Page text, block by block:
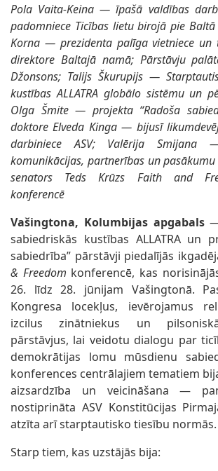
Pola Vaita-Keina — īpašā valdības
padomniece Ticības lietu birojā pie Baltā
Korna — prezidenta palīga vietniece un
direktore Baltajā namā; Pārstāvju
Džonsons; Talijs Škurupijs —
kustības ALLATRA globālo sistēmu un
Olga Šmite — projekta “Radoša
doktore Elveda Kinga — bijusī
darbiniece ASV; Valērija Smijana —
komunikācijas, partnerības un
senators Teds Krūzs Faith and
konferencē
Vašingtona, Kolumbijas apgabals—
sabiedriskās kustības ALLATRA un
sabiedrība” pārstāvji piedalījās
& Freedom konferencē, kas
26. līdz 28. jūnijam Vašingtonā.
Kongresa locekļus, ievērojamus
izcilus zinātniekus un
pārstāvjus, lai veidotu dialogu par
demokrātijas lomu mūsdienu
konferences centrālajiem tematiem
aizsardzība un veicināšana —
nostiprināta ASV Konstitūcijas
atzīta arī starptautisko tiesību normās.
Starp tiem, kas uzstājās bija: